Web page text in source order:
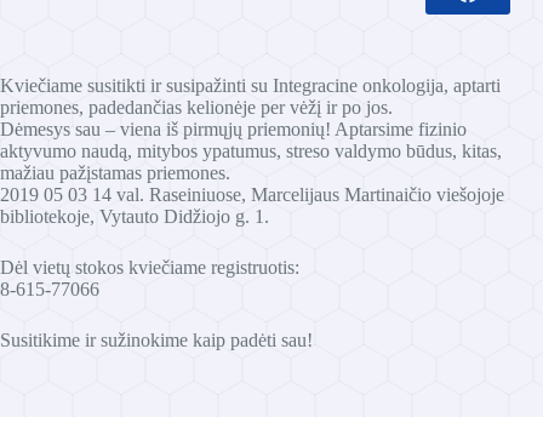
Kviečiame susitikti ir susipažinti su Integracine onkologija, aptarti
priemones, padedančias kelionėje per vėžį ir po jos.
Dėmesys sau – viena iš pirmųjų priemonių! Aptarsime fizinio
aktyvumo naudą, mitybos ypatumus, streso valdymo būdus, kitas,
mažiau pažįstamas priemones.
2019 05 03 14 val. Raseiniuose, Marcelijaus Martinaičio viešojoje
bibliotekoje, Vytauto Didžiojo g. 1.
Dėl vietų stokos kviečiame registruotis:
8-615-77066
Susitikime ir sužinokime kaip padėti sau!